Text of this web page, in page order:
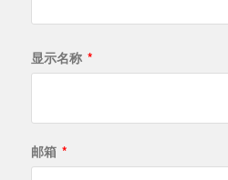
显示名称 *
邮箱 *